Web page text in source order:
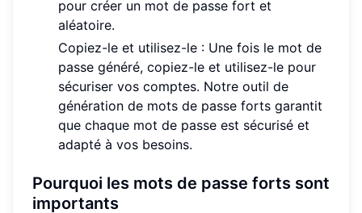
pour créer un mot de passe fort et
aléatoire.
Copiez-le et utilisez-le : Une fois le mot de
passe généré, copiez-le et utilisez-le pour
sécuriser vos comptes. Notre outil de
génération de mots de passe forts garantit
que chaque mot de passe est sécurisé et
adapté à vos besoins.
Pourquoi les mots de passe forts sont
importants